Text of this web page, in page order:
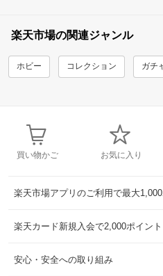
楽天市場の関連ジャンル
ホビー コレクション ガチ
買い物かご お気に入り
楽天市場アプリのご利用で最大1,000
楽天カード新規入会で2,000ポイント
安心・安全への取り組み